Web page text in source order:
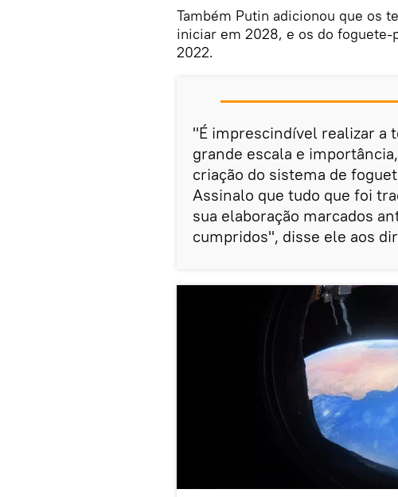
Também Putin adicionou que os
iniciar em 2028, e os do
2022.
"É imprescindível realizar a
grande escala e
criação do sistema de
Assinalo que tudo que foi
sua elaboração marcados
cumpridos", disse ele aos